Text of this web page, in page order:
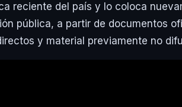
reciente del país y lo coloca
pública, a partir de documentos
y material previamente no